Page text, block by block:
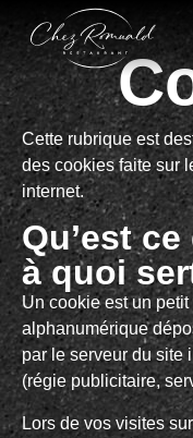
Cette rubrique est
des cookies faite sur
internet.
Qu’est
à quoi
Un cookie est un
alphanumérique
par le serveur du site
(régie publicitaire,
Lors de vos visites